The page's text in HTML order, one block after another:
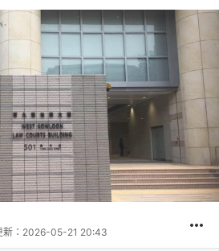
新： 2026-05-21 20:43